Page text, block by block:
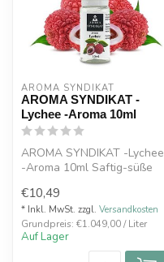
AROMA SYNDIKAT
AROMA SYNDIKAT -
Lychee -Aroma 10ml
AROMA SYNDIKAT -Lychee
-Aroma 10ml Saftig-süße
fru...
€10,49
* Inkl. MwSt. zzgl. Versandkosten
Grundpreis: €1.049,00 / Liter
Auf Lager